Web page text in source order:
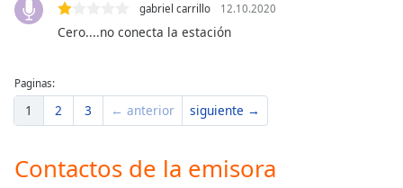
Text
Opacity
Color
gabriel carrillo 12.10.2020
Cero....no conecta la estación
Paginas:
1 2 3 ← anterior siguiente →
Contactos de la emisora